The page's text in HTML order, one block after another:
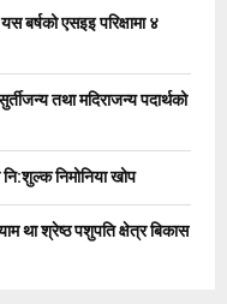
C
बर्षको एसइइ परिक्षामा ४
तथा मदिराजन्य पदार्थको
नि:शुल्क निमोनिया खोप
था श्रेष्ठ पशुपति क्षेत्र बिकास